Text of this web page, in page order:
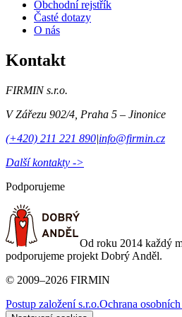
Obchodní rejstřík
Časté dotazy
O nás
Kontakt
FIRMIN s.r.o.
V Zářezu 902/4 Praha 5 – Jinonice
(+420) 211 221 890|info@firmin.cz
Další kontakty ->
Podporujeme
Od roku 2014 každý
podporujeme projekt Dobrý Anděl.
© 2009–2026 FIRMIN
Postup založení s.r.o.Ochrana